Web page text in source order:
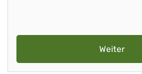
Weiter